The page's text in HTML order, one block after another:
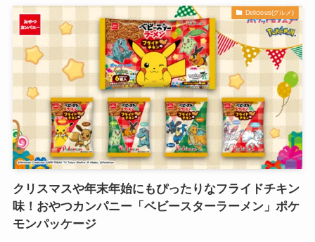
Delicious(グルメ)
クリスマスや年末年始にもぴったりなフライドチキン
味！おやつカンパニー「ベビースターラーメン」ポケ
モンパッケージ